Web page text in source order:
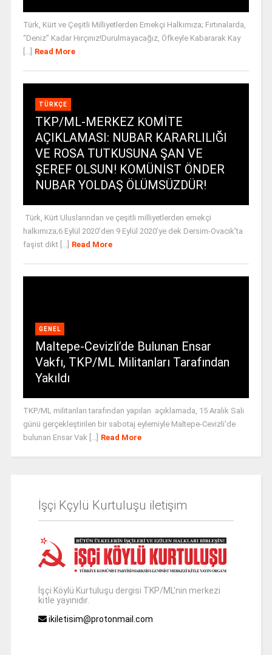
Türk, Kürt ve Çeşitli Milliyetlerden Emekçi Halkımıza; Fırtınalarda,
“Deniz” Kadar Hırçınız!Durulmayacağız, Öfkeyle Kabararak Kay
Read More
TÜRKÇE
TKP/ML-MERKEZ KOMİTE
AÇIKLAMASI: NUBAR KARARLILIĞI
VE ROSA TUTKUSUNA ŞAN VE
ŞEREF OLSUN! KOMÜNİST ÖNDER
NUBAR YOLDAŞ ÖLÜMSÜZDÜR!
Türk, Kürt Uluslarından ve çeşitli milliyetlerden emekçi
halkımıza;6 Eylül 2020’den 9 Eylül 2020’ye dek Dersim-Ovacık’ta
faşist dikt [...]
Read More
GENEL
Maltepe-Cevizli’de Bulunan Ensar
Vakfı, TKP/ML Militanları Tarafından
Yakıldı
TKP/ML militanları tarafından yapılan açıklamada, 15 Aralık Salı
günü gerçekleştirilen bir sabotaj eylemiyle Maltepe-Cevizli'de
bulunan Ensar Vak [...]
Read More
İşçi Kçylü Kurtuluşu iletişim
İşçi Köylü Kurtuluşu dergisi TKP/ML'nin merkezi
kitle yayınıdır.
ikiletisim@protonmail.com